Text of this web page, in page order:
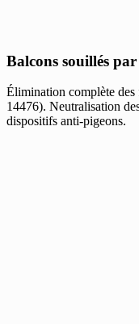
Balcons souillés
Élimination complète
14476). Neutralisation
dispositifs anti-pigeons.